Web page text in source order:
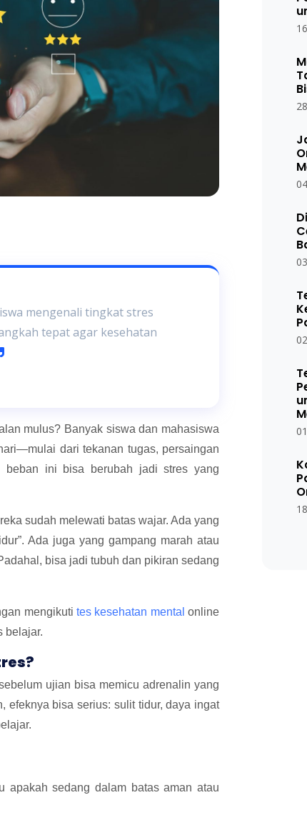
mengenali tingkat stres
tepat agar kesehatan
mulus? Banyak siswa dan mahasiswa
dari tekanan tugas, persaingan
beban ini bisa berubah jadi stres yang
sudah melewati batas wajar. Ada yang
Ada juga yang gampang marah atau
bisa jadi tubuh dan pikiran sedang
mengikuti tes kesehatan mental online
belajar.
ujian bisa memicu adrenalin yang
efeknya bisa serius: sulit tidur, daya ingat
apakah sedang dalam batas aman atau